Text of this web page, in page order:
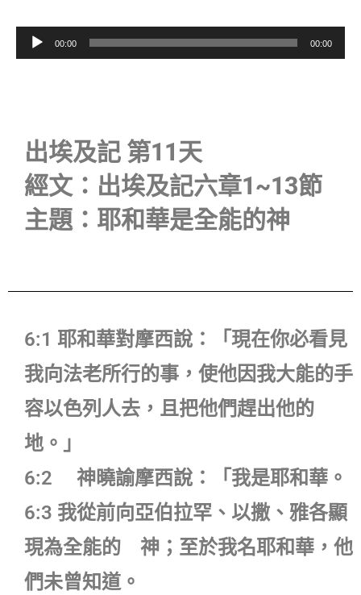
訊
00:00 00:00
出埃及記 第11天
經文：出埃及記六章1~13節
主題：耶和華是全能的神
6:1 耶和華對摩西說：「現在你必看見
我向法老所行的事，使他因我大能的手
容以色列人去，且把他們趕出他的
地。」
6:2 神曉諭摩西說：「我是耶和華。
6:3 我從前向亞伯拉罕、以撒、雅各顯
現為全能的 神；至於我名耶和華，他
們未曾知道。